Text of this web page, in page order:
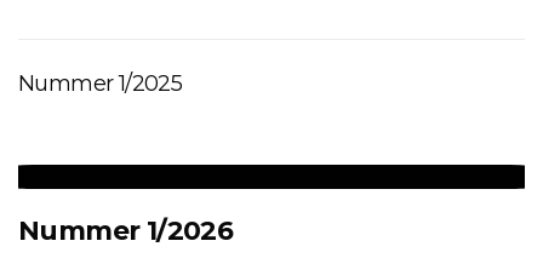
Nummer 1/2025
Nummer 1/2026